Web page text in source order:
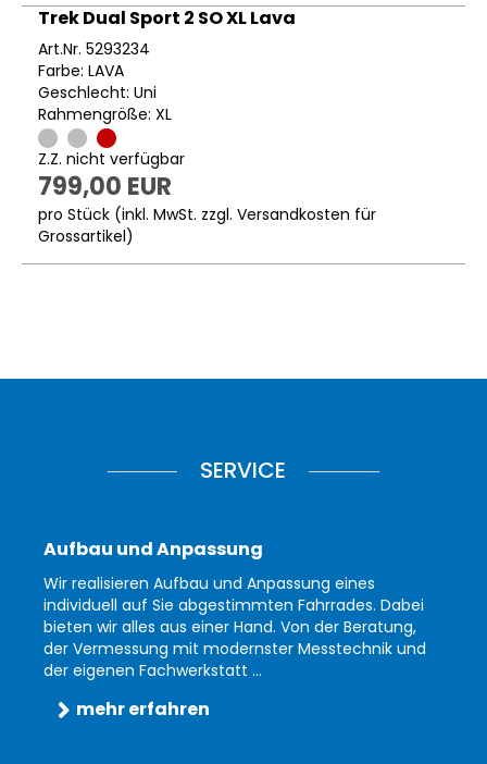
Trek Dual Sport 2 SO XL Lava
Art.Nr. 5293234
Farbe: LAVA
Geschlecht: Uni
Rahmengröße: XL
Z.Z. nicht verfügbar
799,00 EUR
pro Stück (inkl. MwSt. zzgl. Versandkosten für
Grossartikel)
SERVICE
Aufbau und Anpassung
Wir realisieren Aufbau und Anpassung eines
individuell auf Sie abgestimmten Fahrrades. Dabei
bieten wir alles aus einer Hand. Von der Beratung,
der Vermessung mit modernster Messtechnik und
der eigenen Fachwerkstatt ...
mehr erfahren